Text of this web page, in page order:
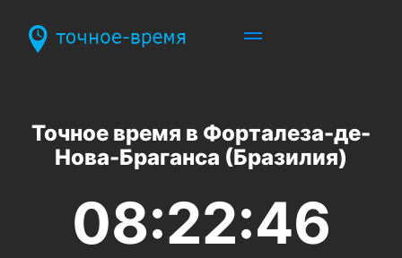
Точное время в Форталеза-де-
Нова-Браганса (Бразилия)
08:22:46